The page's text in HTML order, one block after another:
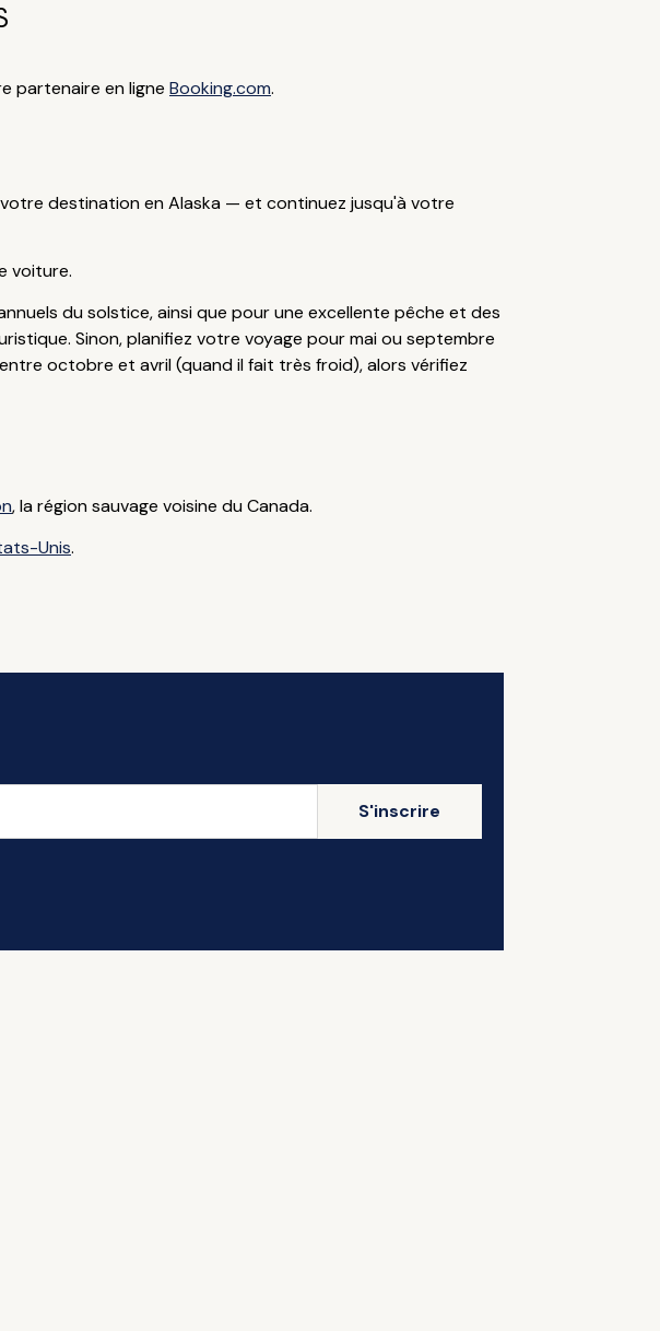
partenaire en ligne Booking.com.
destination en Alaska — et continuez jusqu'à votre
voiture.
du solstice, ainsi que pour une excellente pêche et des
Sinon, planifiez votre voyage pour mai ou septembre
octobre et avril (quand il fait très froid), alors vérifiez
, la région sauvage voisine du Canada.
Unis.
S'inscrire